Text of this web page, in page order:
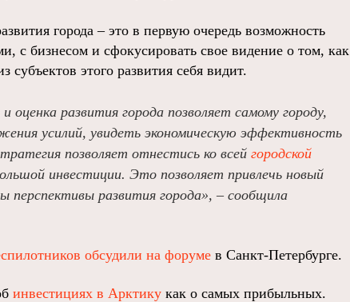
города – это в первую очередь возможность
с бизнесом и сфокусировать свое видение о том, как
субъектов этого развития себя видит.
развития города позволяет самому городу,
усилий, увидеть экономическую эффективность
позволяет отнестись ко всей городской
инвестиции. Это позволяет привлечь новый
развития города», – сообщила
обсудили на форуме в Санкт-Петербурге.
инвестициях в Арктику как о самых прибыльных.